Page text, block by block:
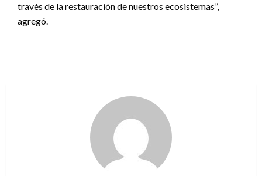
través de la restauración de nuestros ecosistemas”,
agregó.